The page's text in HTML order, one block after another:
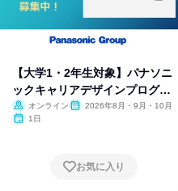
【大学1・2年生対象】パナソニ
ックキャリアデザインプログラ
ム
オンライン
2026年8月・9月・10月
1日
お気に入り